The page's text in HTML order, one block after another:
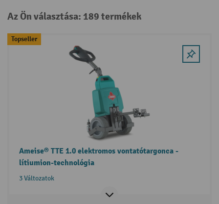
Az Ön választása: 189 termékek
Topseller
Ameise® TTE 1.0 elektromos vontatótargonca -
lítiumion-technológia
3 Változatok